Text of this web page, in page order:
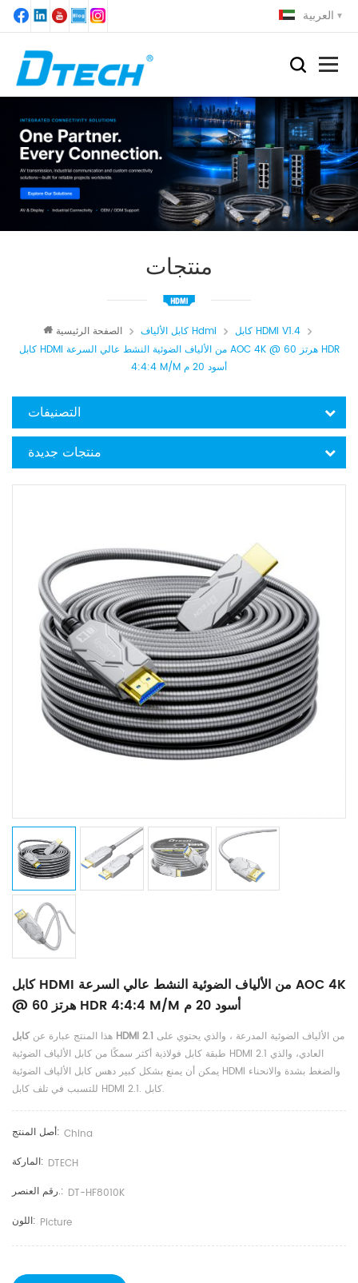
العربية
منتجات
الصفحة الرئيسية كابل الألياف Hdmi
كابل HDMI V1.4
كابل HDMI من الألياف الضوئية النشط عالي السرعة AOC 4K @ 60 هرتز HDR
4:4:4 M/M أسود 20 م
التصنيفات
منتجات جديدة
كابل HDMI من الألياف الضوئية النشط عالي السرعة AOC 4K
@ 60 هرتز HDR 4:4:4 M/M أسود 20 م
هذا المنتج عبارة عن كابل HDMI 2.1
طبقة كابل فولاذية أكثر سمكًا من كابل الألياف الضوئية HDMI 2.1 العادي، والذي
يمكن أن يمنع بشكل كبير دهس كابل الألياف الضوئية HDMI والضغط بشدة والانحناء
للتسبب في تلف كابل HDMI 2.1. كابل.
أصل المنتج: China
الماركة: DTECH
رقم العنصر.: DT-HF8010K
اللون: Picture